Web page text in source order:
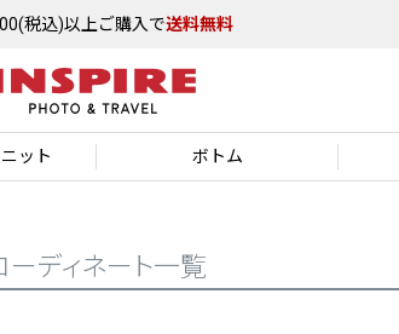
税込)以上ご購入で送料無料
ニット ボトム
ーディネート一覧